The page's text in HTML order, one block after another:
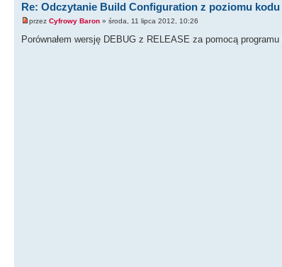
Re: Odczytanie Build Configuration z poziomu kodu
przez Cyfrowy Baron » środa, 11 lipca 2012, 10:26
Porównałem wersję DEBUG z RELEASE za pomocą